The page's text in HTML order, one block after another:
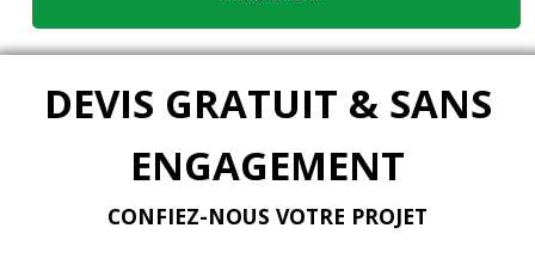
DEVIS GRATUIT & SANS
ENGAGEMENT
CONFIEZ-NOUS VOTRE PROJET